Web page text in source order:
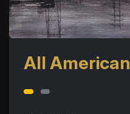
All American